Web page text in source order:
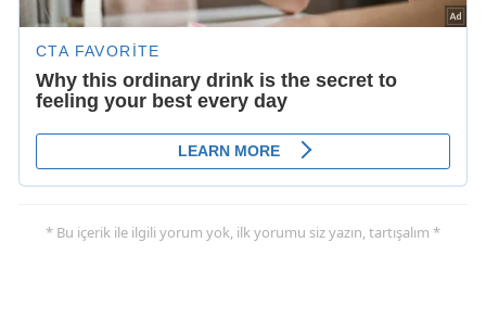
* Bu içerik ile ilgili yorum yok, ilk yorumu siz yazın, tartışalım *